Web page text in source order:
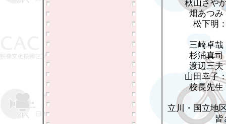
秋山さや
畑あつみ
松下明
三崎卓哉
杉浦真司
渡辺三夫
山田幸子
校長先生
立川・国立地
皆